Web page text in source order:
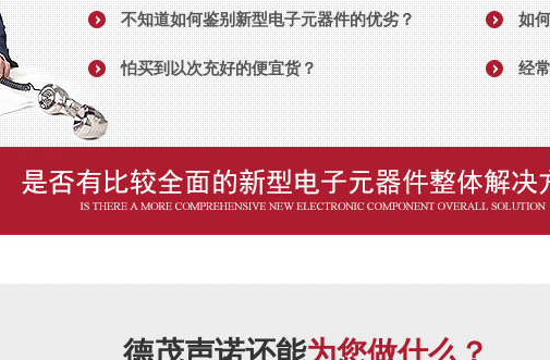
不知道如何鉴别新型电子元器件的优劣？ 如
怕买到以次充好的便宜货？ 经
德茂声诺还能为您做什么？